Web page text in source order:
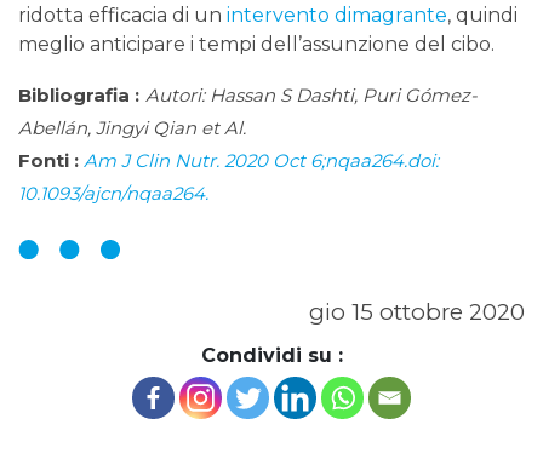
ridotta efficacia di un intervento dimagrante, quindi
meglio anticipare i tempi dell’assunzione del cibo.
Bibliografia : Autori: Hassan S Dashti, Puri Gómez-
Abellán, Jingyi Qian et Al.
Fonti : Am J Clin Nutr. 2020 Oct 6;nqaa264.doi:
10.1093/ajcn/nqaa264.
gio 15 ottobre 2020
Condividi su :